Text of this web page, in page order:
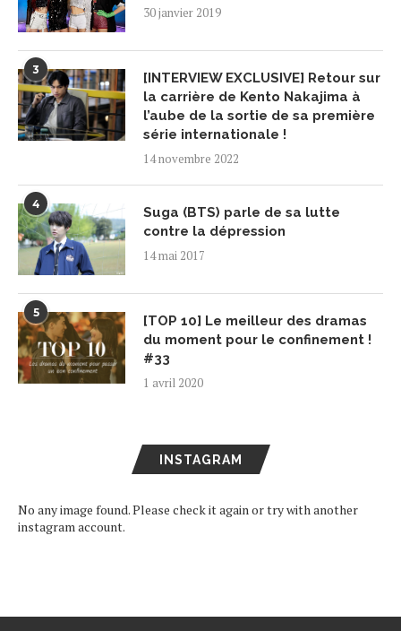
30 janvier 2019
3
[INTERVIEW EXCLUSIVE] Retour sur
la carrière de Kento Nakajima à
l’aube de la sortie de sa première
série internationale !
14 novembre 2022
4
Suga (BTS) parle de sa lutte
contre la dépression
14 mai 2017
5
[TOP 10] Le meilleur des dramas
du moment pour le confinement !
#33
1 avril 2020
INSTAGRAM
No any image found. Please check it again or try with another
instagram account.